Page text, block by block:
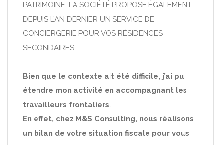
PATRIMOINE. LA SOCIÉTÉ PROPOSE ÉGALEMENT
DEPUIS L’AN DERNIER UN SERVICE DE
CONCIERGERIE POUR VOS RÉSIDENCES
SECONDAIRES.
Bien que le contexte ait été difficile, j’ai pu
étendre mon activité en accompagnant les
travailleurs frontaliers.
En effet, chez M&S Consulting, nous réalisons
un bilan de votre situation fiscale pour vous